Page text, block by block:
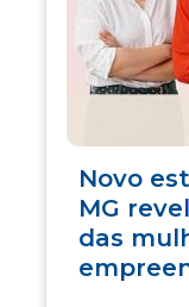
Novo
MG
das